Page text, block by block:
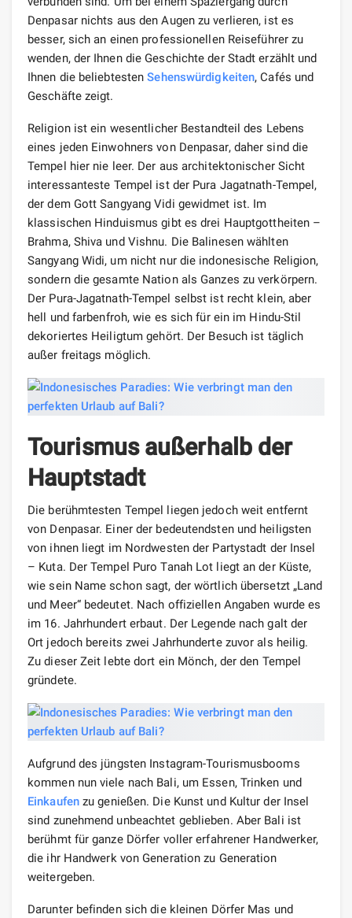
Denpasar nichts aus den Augen zu verlieren, ist es
besser, sich an einen professionellen Reiseführer zu
wenden, der Ihnen die Geschichte der Stadt erzählt und
Ihnen die beliebtestenSehenswürdigkeiten, Cafés und
Geschäfte zeigt.
Religion ist ein wesentlicher Bestandteil des Lebens
eines jeden Einwohners von Denpasar, daher sind die
Tempel hier nie leer. Der aus architektonischer Sicht
interessanteste Tempel ist der Pura Jagatnath-Tempel,
der dem Gott Sangyang Vidi gewidmet ist. Im
klassischen Hinduismus gibt es drei Hauptgottheiten –
Brahma, Shiva und Vishnu. Die Balinesen wählten
Sangyang Widi, um nicht nur die indonesische Religion,
sondern die gesamte Nation als Ganzes zu verkörpern.
Der Pura-Jagatnath-Tempel selbst ist recht klein, aber
hell und farbenfroh, wie es sich für ein im Hindu-Stil
dekoriertes Heiligtum gehört. Der Besuch ist täglich
außer freitags möglich.
Tourismus außerhalb der
Hauptstadt
Die berühmtesten Tempel liegen jedoch weit entfernt
von Denpasar. Einer der bedeutendsten und heiligsten
von ihnen liegt im Nordwesten der Partystadt der Insel
– Kuta. Der Tempel Puro Tanah Lot liegt an der Küste,
wie sein Name schon sagt, der wörtlich übersetzt „Land
und Meer“ bedeutet. Nach offiziellen Angaben wurde es
im 16. Jahrhundert erbaut. Der Legende nach galt der
Ort jedoch bereits zwei Jahrhunderte zuvor als heilig.
Zu dieser Zeit lebte dort ein Mönch, der den Tempel
gründete.
Aufgrund des jüngsten Instagram-Tourismusbooms
kommen nun viele nach Bali, um Essen, Trinken und
Einkaufenzu genießen. Die Kunst und Kultur der Insel
sind zunehmend unbeachtet geblieben. Aber Bali ist
berühmt für ganze Dörfer voller erfahrener Handwerker,
die ihr Handwerk von Generation zu Generation
weitergeben.
Darunter befinden sich die kleinen Dörfer Mas und